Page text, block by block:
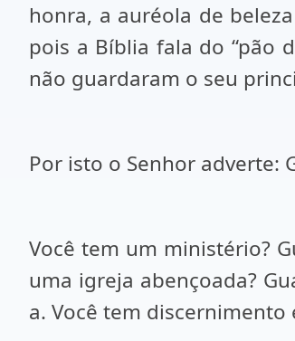
honra, a auréola de
pois a Bíblia fala do “pão
não guardaram o seu
Por isto o Senhor adverte:
Você tem um ministério?
uma igreja abençoada?
a. Você tem discernimento